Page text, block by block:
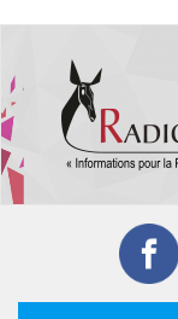
contenu
principal